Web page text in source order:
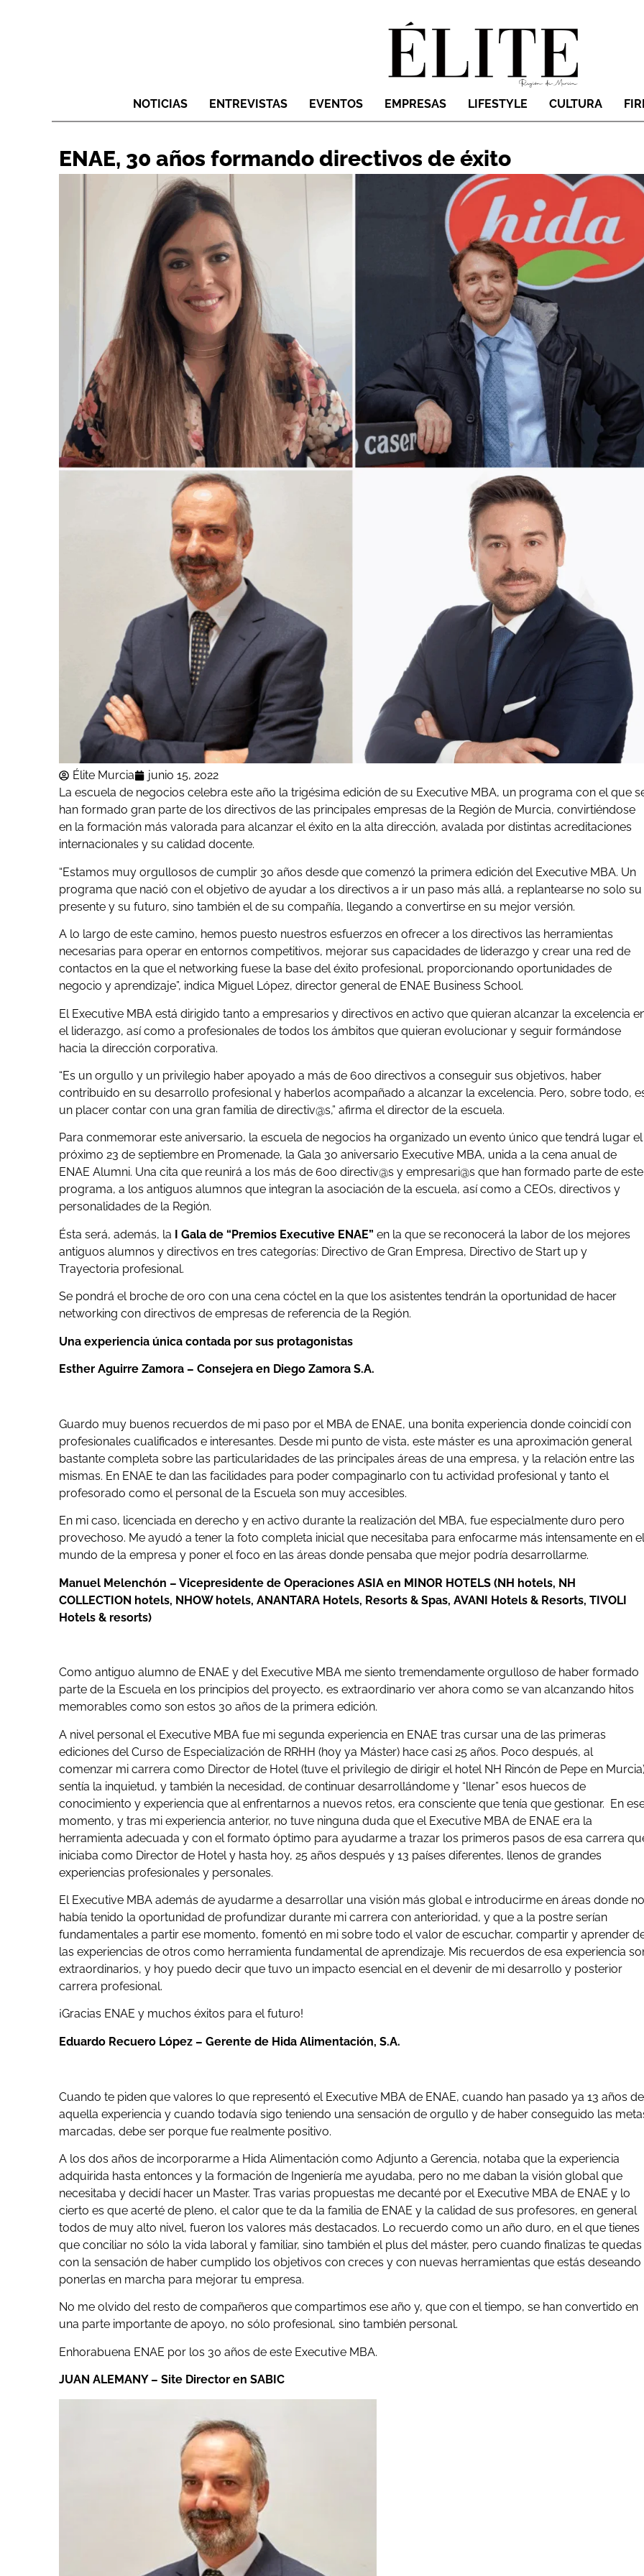
NOTICIAS ENTREVISTAS EVENTOS EMPRESAS LIFESTYLE CULTURA
ENAE, 30 años formando directivos de éxito
Élite Murcia
junio 15, 2022
La escuela de negocios celebra este año la trigésima edición de su Executive MBA, un programa con el que
han formado gran parte de los directivos de las principales empresas de la Región de Murcia, convirtiéndose
en la formación más valorada para alcanzar el éxito en la alta dirección, avalada por distintas acreditaciones
internacionales y su calidad docente.
“Estamos muy orgullosos de cumplir 30 años desde que comenzó la primera edición del Executive MBA. Un
programa que nació con el objetivo de ayudar a los directivos a ir un paso más allá, a replantearse no solo su
presente y su futuro, sino también el de su compañía, llegando a convertirse en su mejor versión.
A lo largo de este camino, hemos puesto nuestros esfuerzos en ofrecer a los directivos las herramientas
necesarias para operar en entornos competitivos, mejorar sus capacidades de liderazgo y crear una red de
contactos en la que el networking fuese la base del éxito profesional, proporcionando oportunidades de
negocio y aprendizaje”, indica Miguel López, director general de ENAE Business School.
El Executive MBA está dirigido tanto a empresarios y directivos en activo que quieran alcanzar la excelencia
el liderazgo, así como a profesionales de todos los ámbitos que quieran evolucionar y seguir formándose
hacia la dirección corporativa.
“Es un orgullo y un privilegio haber apoyado a más de 600 directivos a conseguir sus objetivos, haber
contribuido en su desarrollo profesional y haberlos acompañado a alcanzar la excelencia. Pero, sobre todo,
un placer contar con una gran familia de directiv@s,” afirma el director de la escuela.
Para conmemorar este aniversario, la escuela de negocios ha organizado un evento único que tendrá lugar el
próximo 23 de septiembre en Promenade, la Gala 30 aniversario Executive MBA, unida a la cena anual de
ENAE Alumni. Una cita que reunirá a los más de 600 directiv@s y empresari@s que han formado parte de este
programa, a los antiguos alumnos que integran la asociación de la escuela, así como a CEOs, directivos y
personalidades de la Región.
Ésta será, además, la I Gala de “Premios Executive ENAE” en la que se reconocerá la labor de los mejores
antiguos alumnos y directivos en tres categorías: Directivo de Gran Empresa, Directivo de Start up y
Trayectoria profesional.
Se pondrá el broche de oro con una cena cóctel en la que los asistentes tendrán la oportunidad de hacer
networking con directivos de empresas de referencia de la Región.
Una experiencia única contada por sus protagonistas
Esther Aguirre Zamora – Consejera en Diego Zamora S.A.
Guardo muy buenos recuerdos de mi paso por el MBA de ENAE, una bonita experiencia donde coincidí con
profesionales cualificados e interesantes. Desde mi punto de vista, este máster es una aproximación general
bastante completa sobre las particularidades de las principales áreas de una empresa, y la relación entre las
mismas. En ENAE te dan las facilidades para poder compaginarlo con tu actividad profesional y tanto el
profesorado como el personal de la Escuela son muy accesibles.
En mi caso, licenciada en derecho y en activo durante la realización del MBA, fue especialmente duro pero
provechoso. Me ayudó a tener la foto completa inicial que necesitaba para enfocarme más intensamente en el
mundo de la empresa y poner el foco en las áreas donde pensaba que mejor podría desarrollarme.
Manuel Melenchón – Vicepresidente de Operaciones ASIA en MINOR HOTELS (NH hotels, NH
COLLECTION hotels, NHOW hotels, ANANTARA Hotels, Resorts & Spas, AVANI Hotels & Resorts, TIVOLI
Hotels & resorts)
Como antiguo alumno de ENAE y del Executive MBA me siento tremendamente orgulloso de haber formado
parte de la Escuela en los principios del proyecto, es extraordinario ver ahora como se van alcanzando hitos
memorables como son estos 30 años de la primera edición.
A nivel personal el Executive MBA fue mi segunda experiencia en ENAE tras cursar una de las primeras
ediciones del Curso de Especialización de RRHH (hoy ya Máster) hace casi 25 años. Poco después, al
comenzar mi carrera como Director de Hotel (tuve el privilegio de dirigir el hotel NH Rincón de Pepe en
sentía la inquietud, y también la necesidad, de continuar desarrollándome y “llenar” esos huecos de
conocimiento y experiencia que al enfrentarnos a nuevos retos, era consciente que tenía que gestionar. En
momento, y tras mi experiencia anterior, no tuve ninguna duda que el Executive MBA de ENAE era la
herramienta adecuada y con el formato óptimo para ayudarme a trazar los primeros pasos de esa carrera
iniciaba como Director de Hotel y hasta hoy, 25 años después y 13 países diferentes, llenos de grandes
experiencias profesionales y personales.
El Executive MBA además de ayudarme a desarrollar una visión más global e introducirme en áreas donde no
había tenido la oportunidad de profundizar durante mi carrera con anterioridad, y que a la postre serían
fundamentales a partir ese momento, fomentó en mi sobre todo el valor de escuchar, compartir y aprender
las experiencias de otros como herramienta fundamental de aprendizaje. Mis recuerdos de esa experiencia
extraordinarios, y hoy puedo decir que tuvo un impacto esencial en el devenir de mi desarrollo y posterior
carrera profesional.
¡Gracias ENAE y muchos éxitos para el futuro!
Eduardo Recuero López – Gerente de Hida Alimentación, S.A.
Cuando te piden que valores lo que representó el Executive MBA de ENAE, cuando han pasado ya 13 años de
aquella experiencia y cuando todavía sigo teniendo una sensación de orgullo y de haber conseguido las
marcadas, debe ser porque fue realmente positivo.
A los dos años de incorporarme a Hida Alimentación como Adjunto a Gerencia, notaba que la experiencia
adquirida hasta entonces y la formación de Ingeniería me ayudaba, pero no me daban la visión global que
necesitaba y decidí hacer un Master. Tras varias propuestas me decanté por el Executive MBA de ENAE y lo
cierto es que acerté de pleno, el calor que te da la familia de ENAE y la calidad de sus profesores, en general
todos de muy alto nivel, fueron los valores más destacados. Lo recuerdo como un año duro, en el que tienes
que conciliar no sólo la vida laboral y familiar, sino también el plus del máster, pero cuando finalizas te quedas
con la sensación de haber cumplido los objetivos con creces y con nuevas herramientas que estás deseando
ponerlas en marcha para mejorar tu empresa.
No me olvido del resto de compañeros que compartimos ese año y, que con el tiempo, se han convertido en
una parte importante de apoyo, no sólo profesional, sino también personal.
Enhorabuena ENAE por los 30 años de este Executive MBA.
JUAN ALEMANY – Site Director en SABIC